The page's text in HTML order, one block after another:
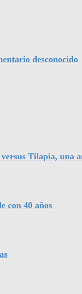
desconocido
Tilapia, una
con 40 años